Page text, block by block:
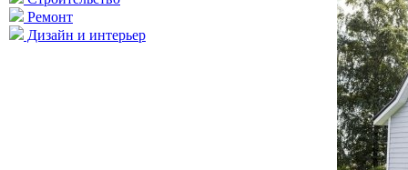
Ремонт
Дизайн и интерьер